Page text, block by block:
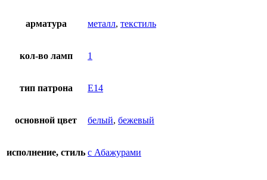
арматура металл, текстиль
кол-во ламп 1
тип патрона E14
основной цвет белый, бежевый
исполнение, стиль с Абажурами